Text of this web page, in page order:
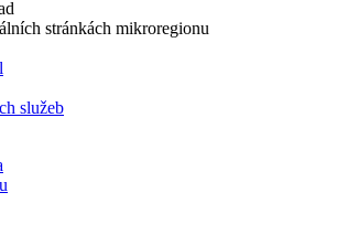
stránkách mikroregionu
služeb